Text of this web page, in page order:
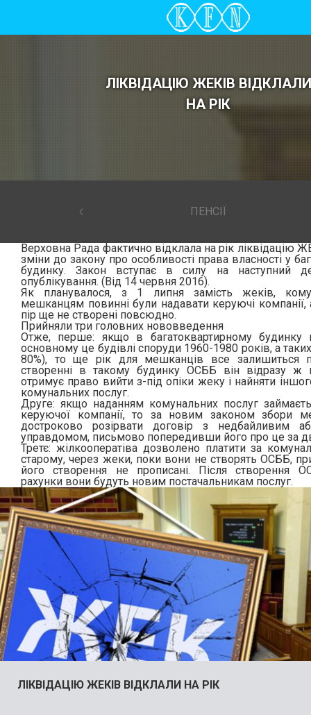
ЛІКВІДАЦІЮ ЖЕКІВ ВІДКЛАЛИ
НА РІК
ПЕНСІЇ
Верховна Рада фактично відклала на рік ліквідацію
зміни до закону про особливості права власності у
будинку. Закон вступає в силу на наступний
опублікування. (Від 14 червня 2016).
Як планувалося, з 1 липня замість жеків,
мешканцям повинні були надавати керуючі
пір ще не створені повсюдно.
Прийняли три головних нововведення
Отже, перше: якщо в багатоквартирному
основному це будівлі споруди 1960-1980 років, а
80%), то ще рік для мешканців все залишиться
створенні в такому будинку ОСББ він відразу ж
отримує право вийти з-під опіки жеку і найняти
комунальних послуг.
Друге: якщо наданням комунальних послуг
керуючої компанії, то за новим законом збори
достроково розірвати договір з недбайливим
управдомом, письмово попередивши його про це за
Третє: жілкооператіва дозволено платити за
старому, через жеки, поки вони не створять ОСББ,
його створення не прописані. Після створення
рахунки вони будуть новим постачальникам послуг.
ЛІКВІДАЦІЮ ЖЕКІВ ВІДКЛАЛИ НА РІК